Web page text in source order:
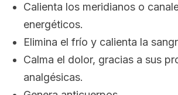
Calienta los meridianos o
energéticos.
Elimina el frío y calienta la
Calma el dolor, gracias a sus
analgésicas.